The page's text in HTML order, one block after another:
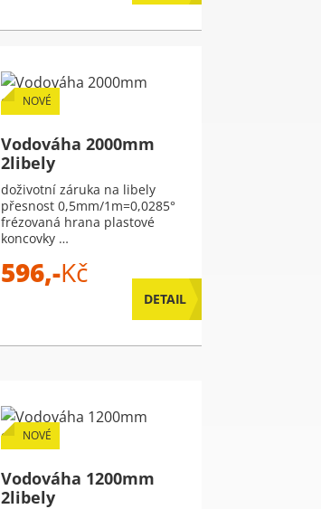
NOVÉ
Vodováha 2000mm
2libely
doživotní záruka na libely
přesnost 0,5mm/1m=0,0285°
frézovaná hrana plastové
koncovky …
596,-Kč
DETAIL
NOVÉ
Vodováha 1200mm
2libely